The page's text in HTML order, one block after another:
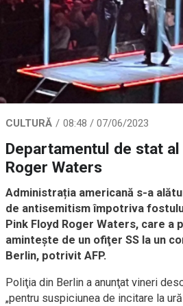
CULTURĂ 08:48 / 07/06/2023
Departamentul de stat
Roger Waters
Administrația americană s-a
de antisemitism împotriva
Pink Floyd Roger Waters, care a
aminteşte de un ofiţer SS la un
Berlin, potrivit AFP.
Poliţia din Berlin a anunţat vineri
„pentru suspiciunea de incitare la